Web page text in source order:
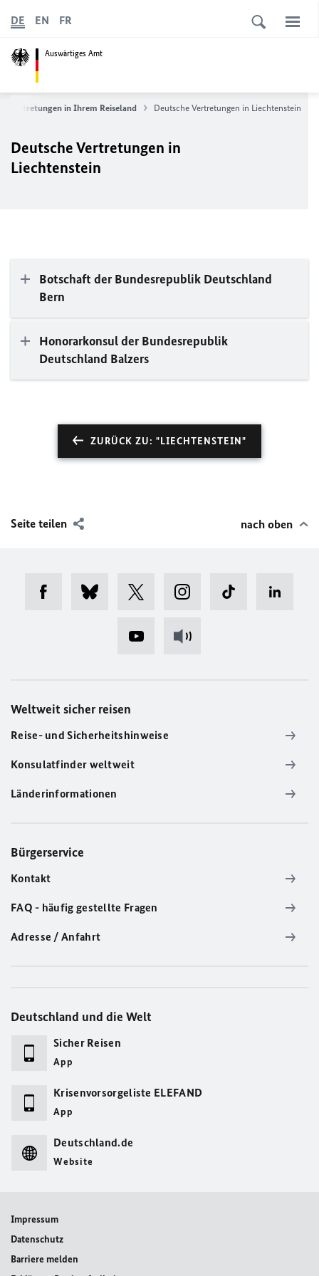
Auswärtiges Amt
DE EN FR
in Ihrem Reiseland Deutsche Vertretungen in Liechtenstein
Deutsche Vertretungen in
Liechtenstein
Botschaft der Bundesrepublik Deutschland
Bern
Honorarkonsul der Bundesrepublik
Deutschland Balzers
ZURÜCK ZU: "LIECHTENSTEIN"
Seite teilen nach oben
Weltweit sicher reisen
Reise- und Sicherheitshinweise
Konsulatfinder weltweit
Länderinformationen
Bürgerservice
Kontakt
FAQ - häufig gestellte Fragen
Adresse / Anfahrt
Deutschland und die Welt
Sicher Reisen
App
Krisenvorsorgeliste ELEFAND
App
Deutschland.de
Website
Impressum
Datenschutz
Barriere melden